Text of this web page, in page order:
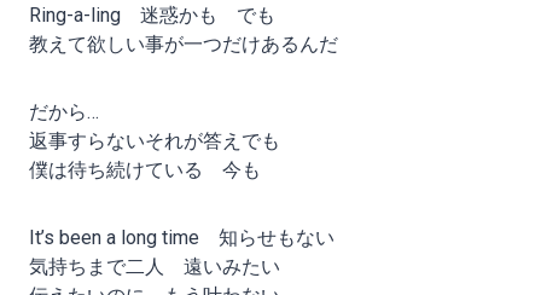
Ring-a-ling 迷惑かも でも
教えて欲しい事が一つだけあるんだ
だから…
返事すらないそれが答えでも
僕は待ち続けている 今も
It’s been a long time 知らせもない
気持ちまで二人 遠いみたい